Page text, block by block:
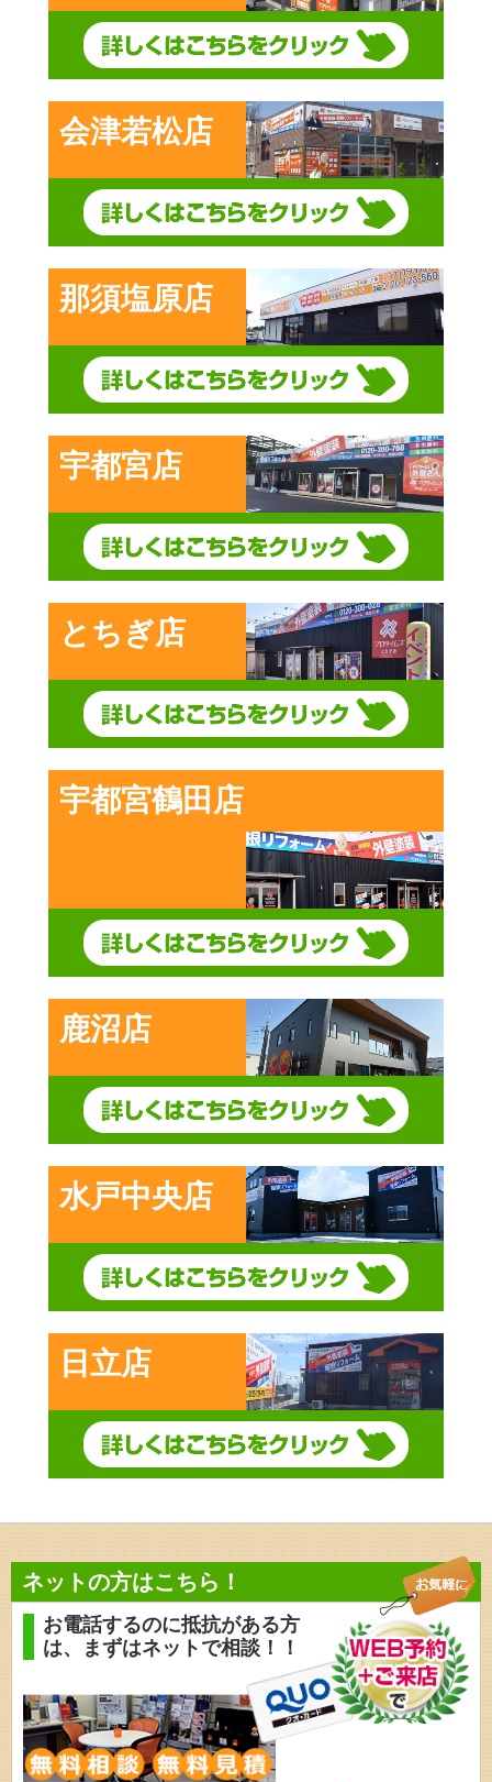
会津若松店
那須塩原店
宇都宮店
とちぎ店
宇都宮鶴田店
鹿沼店
水戸中央店
日立店
ネットの方はこちら！
お電話するのに抵抗がある方
は、
まずはネットで相談！！